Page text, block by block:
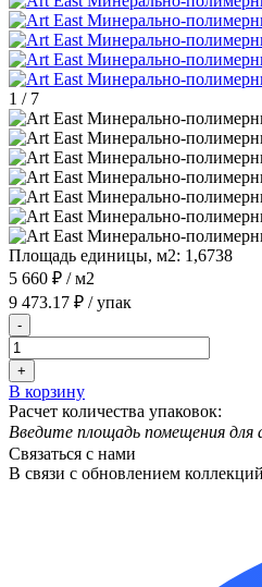
1 / 7
Площадь единицы, м2: 1,6738
5 660 ₽ / м2
9 473.17 ₽ / упак
-
+
В корзину
Расчет количества упаковок:
Введите площадь помещения для
Связаться с нами
В связи с обновлением